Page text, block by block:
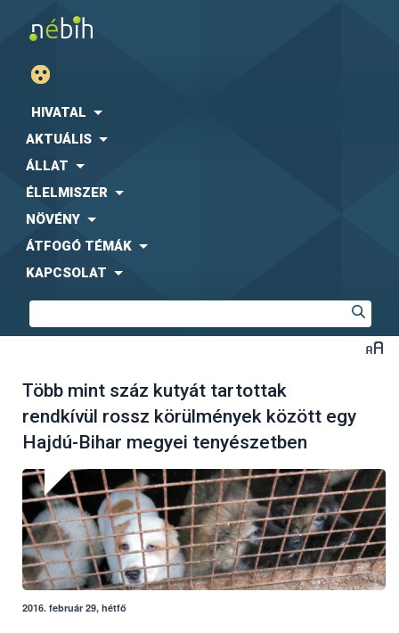
HIVATAL
AKTUÁLIS
ÁLLAT
ÉLELMISZER
NÖVÉNY
ÁTFOGÓ TÉMÁK
KAPCSOLAT
Több mint száz kutyát tartottak
rendkívül rossz körülmények között egy
Hajdú-Bihar megyei tenyészetben
2016. február 29, hétfő